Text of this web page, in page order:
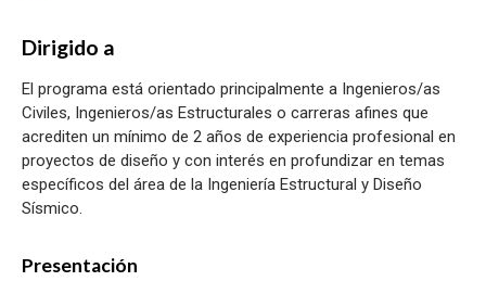
Dirigido a
El programa está orientado principalmente a Ingenieros/as
Civiles, Ingenieros/as Estructurales o carreras afines que
acrediten un mínimo de 2 años de experiencia profesional en
proyectos de diseño y con interés en profundizar en temas
específicos del área de la Ingeniería Estructural y Diseño
Sísmico.
Presentación